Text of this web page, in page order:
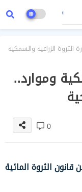
الثروة الزراعية والسمكية
وموارد..
0
قانون الثروة المائية